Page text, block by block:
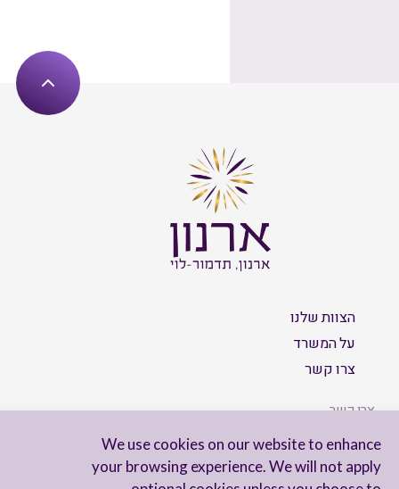
We use cookies on our website to enhance
your browsing experience. We will not apply
הצוות שלנו
על המשרד
צרו קשר
צרו קשר